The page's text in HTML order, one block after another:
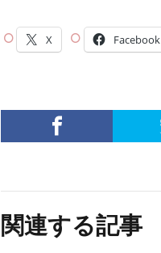
X Facebook
関連する記事